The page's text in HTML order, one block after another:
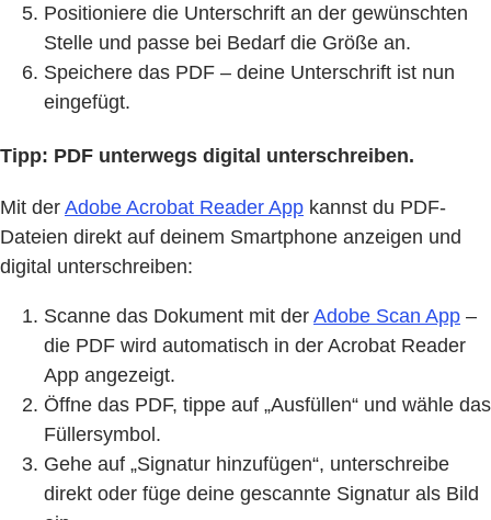
Positioniere die Unterschrift an der gewünschten
Stelle und passe bei Bedarf die Größe an.
Speichere das PDF – deine Unterschrift ist nun
eingefügt.
Tipp: PDF unterwegs digital unterschreiben.
Mit der Adobe Acrobat Reader App kannst du PDF-
Dateien direkt auf deinem Smartphone anzeigen und
digital unterschreiben:
Scanne das Dokument mit der Adobe Scan App –
die PDF wird automatisch in der Acrobat Reader
App angezeigt.
Öffne das PDF, tippe auf „Ausfüllen“ und wähle das
Füllersymbol.
Gehe auf „Signatur hinzufügen“, unterschreibe
direkt oder füge deine gescannte Signatur als Bild